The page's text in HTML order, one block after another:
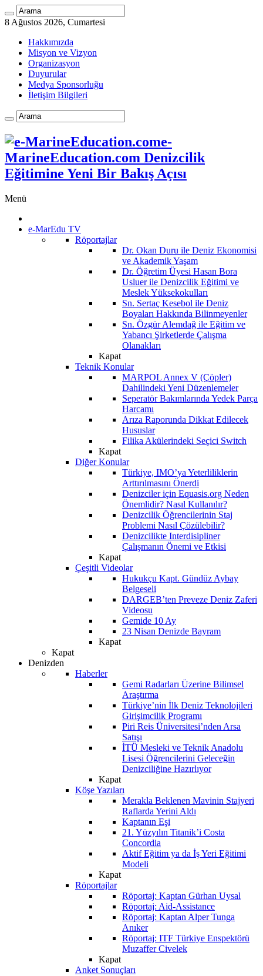
8 Ağustos 2026, Cumartesi
Hakkımızda
Misyon ve Vizyon
Organizasyon
Duyurular
Medya Sponsorluğu
İletişim Bilgileri
e-
MarineEducation.com Denizcilik
Eğitimine Yeni Bir Bakış Açısı
Menü
e-MarEdu TV
Röportajlar
Dr. Okan Duru ile Deniz Ekonomisi
ve Akademik Yaşam
Dr. Öğretim Üyesi Hasan Bora
Usluer ile Denizcilik Eğitimi ve
Meslek Yüksekokulları
Sn. Sertaç Kesebol ile Deniz
Boyaları Hakkında Bilinmeyenler
Sn. Özgür Alemdağ ile Eğitim ve
Yabancı Şirketlerde Çalışma
Olanakları
Kapat
Teknik Konular
MARPOL Annex V (Çöpler)
Dahilindeki Yeni Düzenlemeler
Seperatör Bakımlarında Yedek Parça
Harcamı
Arıza Raporunda Dikkat Edilecek
Hususlar
Filika Akülerindeki Seçici Switch
Kapat
Diğer Konular
Türkiye, IMO’ya Yeterliliklerin
Arttırılmasını Önerdi
Denizciler için Equasis.org Neden
Önemlidir? Nasıl Kullanılır?
Denizcilik Öğrencilerinin Staj
Problemi Nasıl Çözülebilir?
Denizcilikte Interdisipliner
Çalışmanın Önemi ve Etkisi
Kapat
Çeşitli Videolar
Hukukçu Kapt. Gündüz Aybay
Belgeseli
DARGEB’ten Preveze Deniz Zaferi
Videosu
Gemide 10 Ay
23 Nisan Denizde Bayram
Kapat
Kapat
Denizden
Haberler
Gemi Radarları Üzerine Bilimsel
Araştırma
Türkiye’nin İlk Deniz Teknolojileri
Girişimcilik Programı
Piri Reis Üniversitesi’nden Arsa
Satışı
İTÜ Mesleki ve Teknik Anadolu
Lisesi Öğrencilerini Geleceğin
Denizciliğine Hazırlıyor
Kapat
Köşe Yazıları
Merakla Beklenen Mavinin Stajyeri
Raflarda Yerini Aldı
Kaptanın Eşi
21. Yüzyılın Titanik’i Costa
Concordia
Aktif Eğitim ya da İş Yeri Eğitimi
Modeli
Kapat
Röportajlar
Röportaj: Kaptan Gürhan Uysal
Röportaj: Aid-Assistance
Röportaj: Kaptan Alper Tunga
Anıker
Röportaj: ITF Türkiye Enspektörü
Muzaffer Civelek
Kapat
Anket Sonuçları